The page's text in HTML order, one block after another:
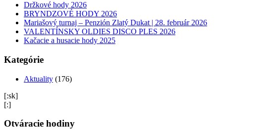
Držkové hody 2026
BRYNDZOVÉ HODY 2026
Mariašový turnaj – Penzión Zlatý Dukat | 28. február 2026
VALENTÍNSKY OLDIES DISCO PLES 2026
Kačacie a husacie hody 2025
Kategórie
Aktuality (176)
[:sk]
[:]
Otváracie hodiny